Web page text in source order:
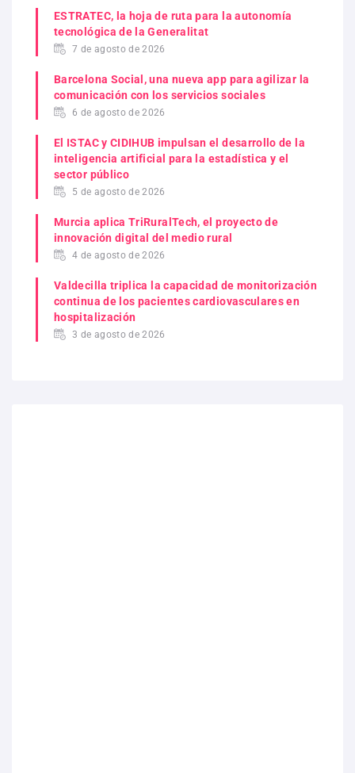
ESTRATEC, la hoja de ruta para la autonomía
tecnológica de la Generalitat
7 de agosto de 2026
Barcelona Social, una nueva app para agilizar la
comunicación con los servicios sociales
6 de agosto de 2026
El ISTAC y CIDIHUB impulsan el desarrollo de la
inteligencia artificial para la estadística y el
sector público
5 de agosto de 2026
Murcia aplica TriRuralTech, el proyecto de
innovación digital del medio rural
4 de agosto de 2026
Valdecilla triplica la capacidad de monitorización
continua de los pacientes cardiovasculares en
hospitalización
3 de agosto de 2026